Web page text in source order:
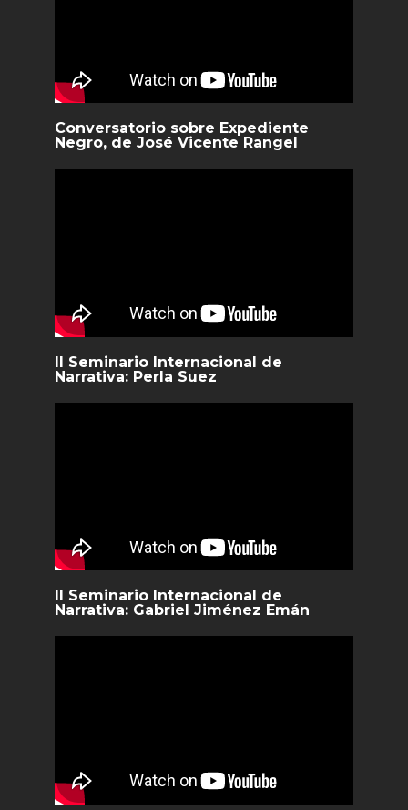
Conversatorio sobre Expediente
Negro, de José Vicente Rangel
II Seminario Internacional de
Narrativa: Perla Suez
II Seminario Internacional de
Narrativa: Gabriel Jiménez Emán